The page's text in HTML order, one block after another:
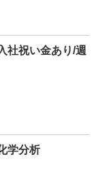
社祝い金あり/週
学分析